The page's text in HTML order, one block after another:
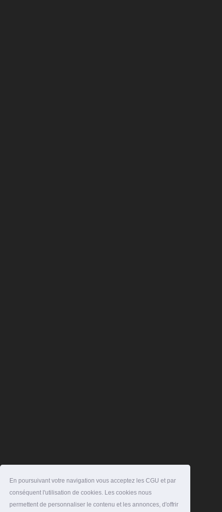
En poursuivant votre navigation vous acceptez les CGU et par
conséquent l'utilisation de cookies. Les cookies nous
permettent de personnaliser le contenu et les annonces, d'offrir